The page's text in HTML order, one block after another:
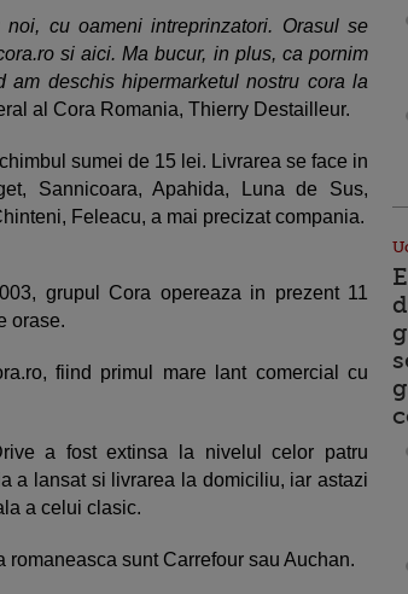
noi, cu oameni intreprinzatori. Orasul se
si aici. Ma bucur, in plus, ca pornim
deschis hipermarketul nostru cora la
al Cora Romania, Thierry Destailleur.
sumei de 15 lei. Livrarea se face in
Sannicoara, Apahida, Luna de Sus,
Feleacu, a mai precizat compania.
grupul Cora opereaza in prezent 11
orase.
fiind primul mare lant comercial cu
a fost extinsa la nivelul celor patru
a lansat si livrarea la domiciliu, iar astazi
a celui clasic.
sunt Carrefour sau Auchan.